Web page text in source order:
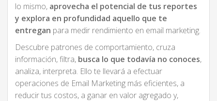
lo mismo, aprovecha el potencial de tus reportes
y explora en profundidad aquello que te
entregan para medir rendimiento en email marketing.
Descubre patrones de comportamiento, cruza
información, filtra, busca lo que todavía no conoces,
analiza, interpreta. Ello te llevará a efectuar
operaciones de Email Marketing más eficientes, a
reducir tus costos, a ganar en valor agregado y,